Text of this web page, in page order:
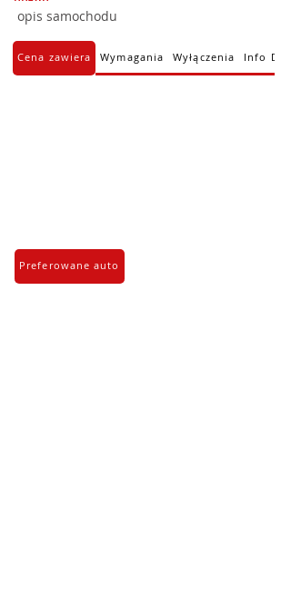
opis samochodu
Cena zawiera Wymagania Wyłączenia Info
Preferowane auto